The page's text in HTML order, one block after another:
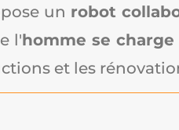
un robot
l'homme se
et les